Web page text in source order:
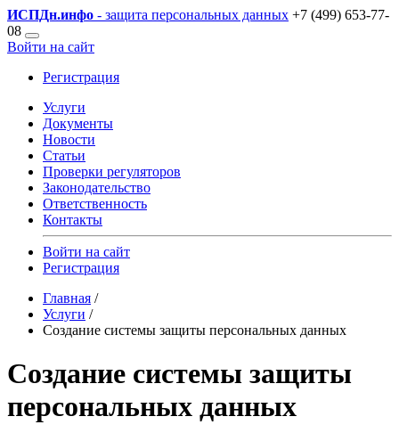
ИСПДн.инфо - защита персональных данных +7 (499) 653-77-
08
Войти на сайт
Регистрация
Услуги
Документы
Новости
Статьи
Проверки регуляторов
Законодательство
Ответственность
Контакты
Войти на сайт
Регистрация
Главная /
Услуги /
Создание системы защиты персональных данных
Создание системы защиты
персональных данных